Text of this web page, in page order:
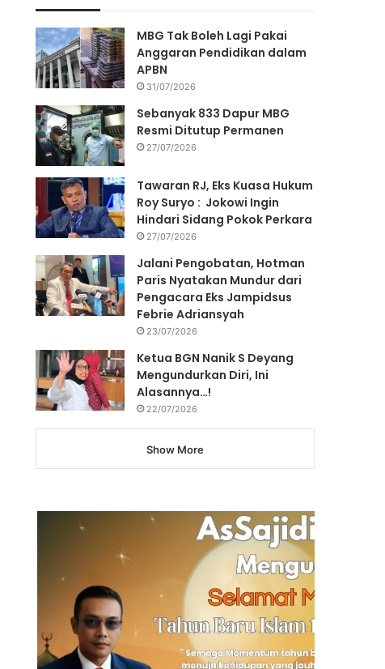
MBG Tak Boleh Lagi Pakai
Anggaran Pendidikan dalam
APBN
31/07/2026
Sebanyak 833 Dapur MBG
Resmi Ditutup Permanen
27/07/2026
Tawaran RJ, Eks Kuasa Hukum
Roy Suryo : Jokowi Ingin
Hindari Sidang Pokok Perkara
27/07/2026
Jalani Pengobatan, Hotman
Paris Nyatakan Mundur dari
Pengacara Eks Jampidsus
Febrie Adriansyah
23/07/2026
Ketua BGN Nanik S Deyang
Mengundurkan Diri, Ini
Alasannya…!
22/07/2026
Show More